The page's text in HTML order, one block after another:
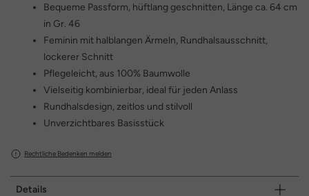
Bequeme Passform, hüftlang geschnitten, Länge ca. 64 cm
in Gr. 46
Feminin mit halblangen Ärmeln, Rundhalsausschnitt,
lockerer Schnitt
Pflegeleicht, aus 100% Baumwolle
Vielseitig kombinierbar, ideal für jeden Anlass
Rundhalsdesign, zeitlos und stilvoll
Unverzichtbares Basisstück
Rechtliche Bedenken melden
Details